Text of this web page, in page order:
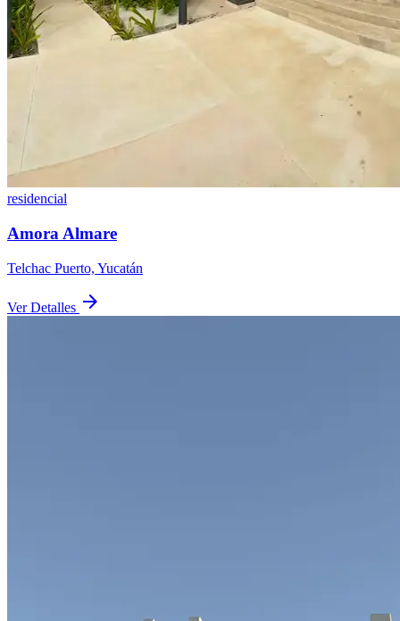
residencial
Amora Almare
Telchac Puerto, Yucatán
Ver Detalles arrow_forward